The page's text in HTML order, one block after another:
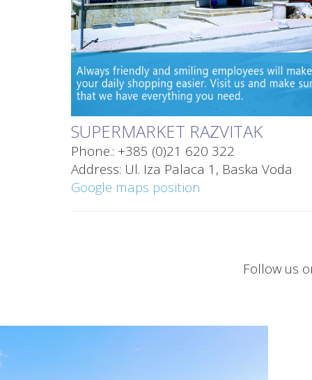
SUPERMARKET RAZVITAK
Phone.: +385 (0)21 620 322
Address: Ul. Iza Palaca 1, Baska Voda
Google maps position
Follow us